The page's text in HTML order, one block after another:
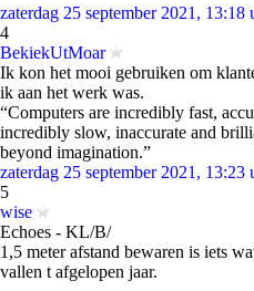
zaterdag 25 september 2021, 13:18
4
BekiekUtMoar
Ik kon het mooi gebruiken om
ik aan het werk was.
“Computers are incredibly fast,
incredibly slow, inaccurate and
beyond imagination.”
zaterdag 25 september 2021, 13:23
5
wise
Echoes - KL/B/
1,5 meter afstand bewaren is iets
vallen t afgelopen jaar.